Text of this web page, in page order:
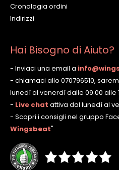
Cronologia ordini
Indirizzi
Hai Bisogno di Aiuto?
- Inviaci una email a
- chiamaci allo 070796510,
lunedì al venerdì dalle 09.00 alle
- Live chat attiva dal lunedì al
- Scopri i consigli nel gruppo
Wingsbeat"